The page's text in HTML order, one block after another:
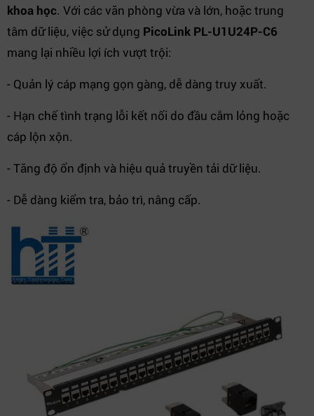
khoa học. Với các văn phòng vừa và lớn, hoặc trung
tâm dữ liệu, việc sử dụng PicoLink PL-U1U24P-C6
mang lại nhiều lợi ích vượt trội:
- Quản lý cáp mạng gọn gàng, dễ dàng truy xuất.
- Hạn chế tình trạng lỗi kết nối do đầu cắm lỏng hoặc
cáp lộn xộn.
- Tăng độ ổn định và hiệu quả truyền tải dữ liệu.
- Dễ dàng kiểm tra, bảo trì, nâng cấp.